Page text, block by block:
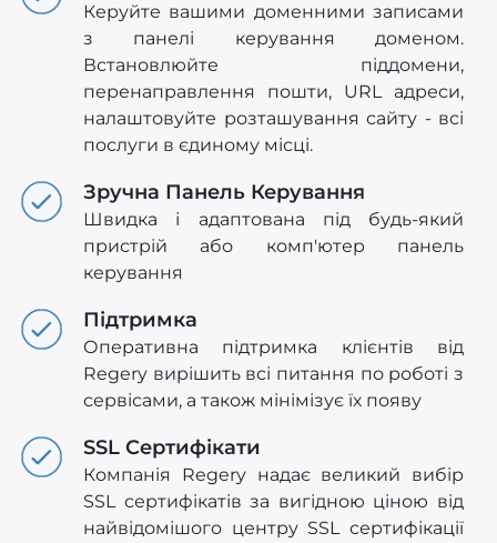
Керуйте вашими доменними записами
з панелі керування доменом.
Встановлюйте піддомени,
перенаправлення пошти, URL адреси,
налаштовуйте розташування сайту - всі
послуги в єдиному місці.
Зручна Панель Керування
Швидка і адаптована під будь-який
пристрій або комп'ютер панель
керування
Підтримка
Оперативна підтримка клієнтів від
Regery вирішить всі питання по роботі з
сервісами, а також мінімізує їх появу
SSL Сертифікати
Компанія Regery надає великий вибір
SSL сертифікатів за вигідною ціною від
найвідомішого центру SSL сертифікації